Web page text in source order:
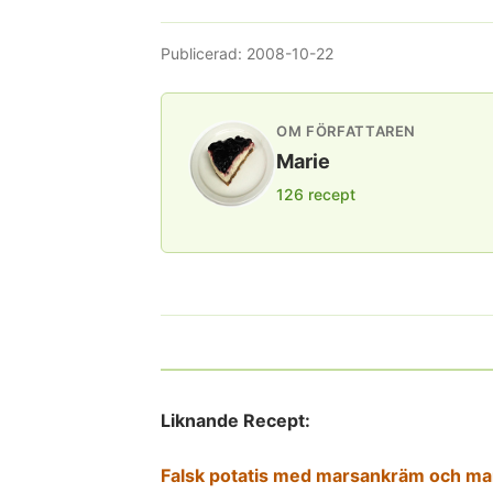
Publicerad: 2008-10-22
OM FÖRFATTAREN
Marie
126 recept
Liknande Recept:
Falsk potatis med marsankräm och